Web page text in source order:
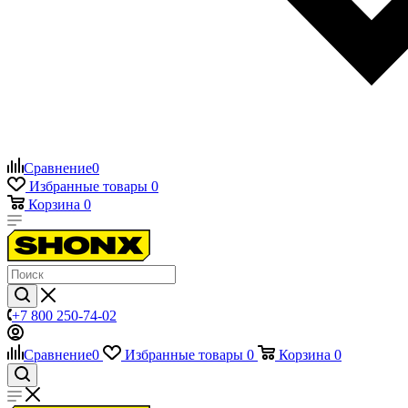
Сравнение0
Избранные товары 0
Корзина 0
+7 800 250-74-02
Сравнение0 Избранные товары 0 Корзина 0